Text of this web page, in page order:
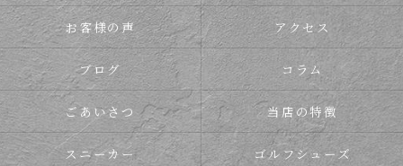
お客様の声 アクセス
ブログ コラム
ごあいさつ 当店の特徴
スニーカー ゴルフシューズ